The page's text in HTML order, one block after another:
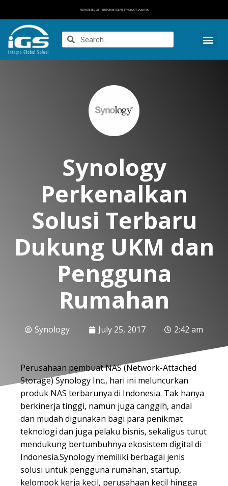
AUTHORIZED DISTRIBUTOR NETGEAR, SYNOLOGY, VOLKTEK
Synology
Perkenalkan
Solusi Terbaru
Dukung UKM dan
Pengguna
Rumahan
Synology July 25, 2017 2:42 am
Perusahaan pembuat NAS (Network-Attached
Storage) Synology Inc., hari ini meluncurkan
produk NAS terbarunya di Indonesia. Tak hanya
berkinerja tinggi, namun juga canggih, andal
dan mudah digunakan bagi para penikmat
teknologi dan juga pelaku bisnis, sekaligus turut
mendukung bertumbuhnya ekosistem digital di
Indonesia.Synology memiliki berbagai jenis
solusi untuk pengguna rumahan, startup,
kelompok kerja kecil, perusahaan kecil hingga